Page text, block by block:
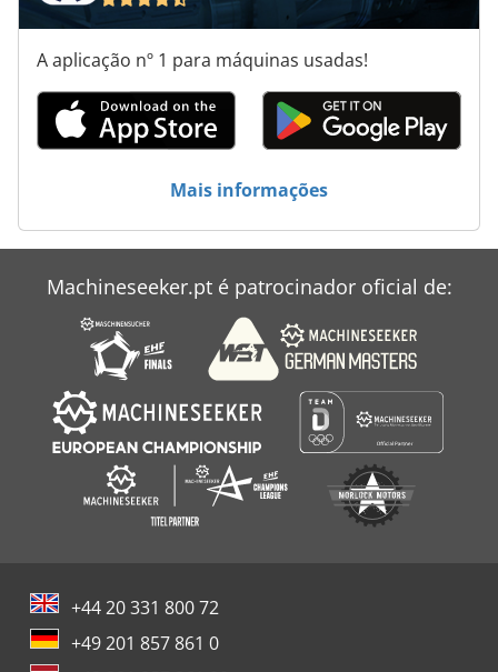
A aplicação nº 1 para máquinas usadas!
Mais informações
Machineseeker.pt é patrocinador oficial de:
+44 20 331 800 72
+49 201 857 861 0